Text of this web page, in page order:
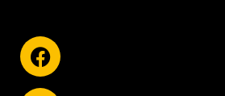
Facebook
Instagram
Linkedin
Pinterest
Youtube